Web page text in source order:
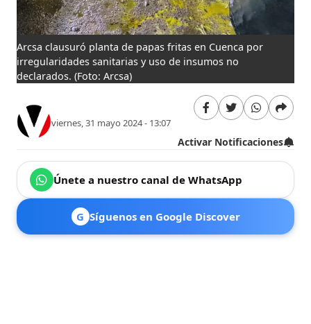
Arcsa clausuró planta de papas fritas en Cuenca por
irregularidades sanitarias y uso de insumos no
declarados. (Foto: Arcsa)
viernes, 31 mayo 2024 - 13:07
Activar Notificaciones
Únete a nuestro canal de WhatsApp
G Síguenos en Google Discover